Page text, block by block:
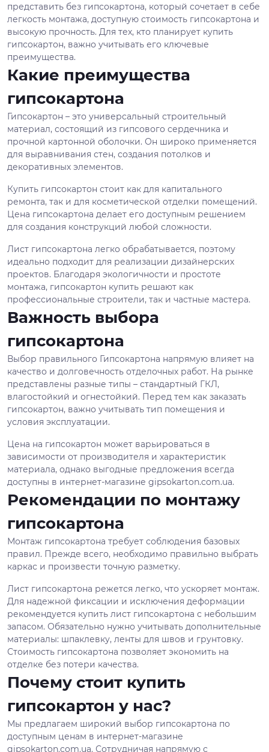
представить без гипсокартона, который сочетает в себе
легкость монтажа, доступную стоимость гипсокартона и
высокую прочность. Для тех, кто планирует купить
гипсокартон, важно учитывать его ключевые
преимущества.
Какие преимущества
гипсокартона
Гипсокартон – это универсальный строительный
материал, состоящий из гипсового сердечника и
прочной картонной оболочки. Он широко применяется
для выравнивания стен, создания потолков и
декоративных элементов.
Купить гипсокартон стоит как для капитального
ремонта, так и для косметической отделки помещений.
Цена гипсокартона делает его доступным решением
для создания конструкций любой сложности.
Лист гипсокартона легко обрабатывается, поэтому
идеально подходит для реализации дизайнерских
проектов. Благодаря экологичности и простоте
монтажа, гипсокартон купить решают как
профессиональные строители, так и частные мастера.
Важность выбора
гипсокартона
Выбор правильного Гипсокартона напрямую влияет на
качество и долговечность отделочных работ. На рынке
представлены разные типы – стандартный ГКЛ,
влагостойкий и огнестойкий. Перед тем как заказать
гипсокартон, важно учитывать тип помещения и
условия эксплуатации.
Цена на гипсокартон может варьироваться в
зависимости от производителя и характеристик
материала, однако выгодные предложения всегда
доступны в интернет-магазине gipsokarton.com.ua.
Рекомендации по монтажу
гипсокартона
Монтаж гипсокартона требует соблюдения базовых
правил. Прежде всего, необходимо правильно выбрать
каркас и произвести точную разметку.
Лист гипсокартона режется легко, что ускоряет монтаж.
Для надежной фиксации и исключения деформации
рекомендуется купить лист гипсокартона с небольшим
запасом. Обязательно нужно учитывать дополнительные
материалы: шпаклевку, ленты для швов и грунтовку.
Стоимость гипсокартона позволяет экономить на
отделке без потери качества.
Почему стоит купить
гипсокартон у нас?
Мы предлагаем широкий выбор гипсокартона по
доступным ценам в интернет-магазине
gipsokarton.com.ua. Сотрудничая напрямую с